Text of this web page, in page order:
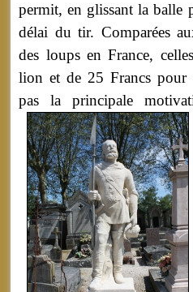
permit, en glissant la balle
délai du tir. Comparées
des loups en France,
lion et de 25 Francs pour
pas la principale